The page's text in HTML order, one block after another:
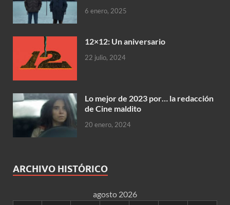
6 enero, 2025
12×12: Un aniversario
22 julio, 2024
Lo mejor de 2023 por… la redacción
de Cine maldito
20 enero, 2024
ARCHIVO HISTÓRICO
agosto 2026